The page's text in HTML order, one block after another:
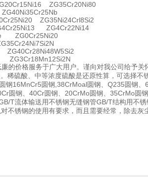
ZG35Cr20Ni80
ZG35Ni24Crl8Si2
ZG4Cr22Ni14
ZG0Cr25Ni20
价格服务于广大用户。谨向对我公司给予关
稀硫酸、中等浓度硫酸是还原性算，可选择不
16MnCr5圆钢,38CrMoal圆钢、Q235圆钢、
圆钢、40Cr圆钢、20CrMo圆钢、35CrMo圆
流体输送用不锈钢无缝钢管GB/T结构用不锈
不锈钢的使用有要求，而且需要经常，除去灰